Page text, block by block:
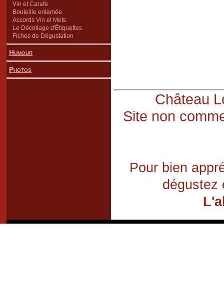
Vin et Carafe
Bouteille entamée
Accords Vin et Mets
Le Décollage d'Étiquettes
Fiches de Dégustation
Humour
Photos
Château
Site non
Pour bien
dégustez